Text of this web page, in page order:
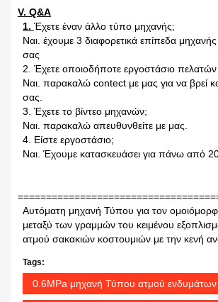
V. Q&A
1. Έχετε έναν άλλο τύπο μηχανής;
Ναι. έχουμε 3 διαφορετικά επίπεδα
σας
2. Έχετε οποιοδήποτε εργοστάσιο
Ναι. παρακαλώ contect με μας για να βρεί
σας.
3. Έχετε το βίντεο μηχανών;
Ναι. παρακαλώ απευθυνθείτε με μας.
4. Είστε εργοστάσιο;
Ναι. Έχουμε κατασκευάσει για πάνω από
Αυτόματη μηχανή Τύπου για τον
μεταξύ των γραμμών του κειμένου
ατμού σακακιών κοστουμιών με την κενή
Tags:
0.6MPa μηχανή Τύπου ατμού ενδυμάτων